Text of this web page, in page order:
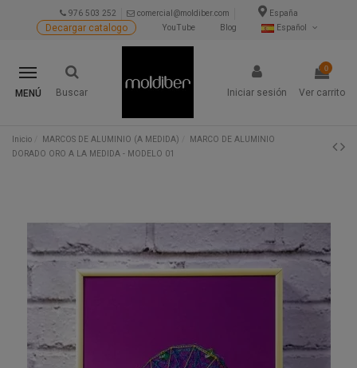
976 503 252 comercial@moldiber.com
España
Español
Blog
YouTube
Decargar catalogo
MENÚ Buscar Iniciar sesión
0
Ver carrito
Inicio MARCOS DE ALUMINIO (A MEDIDA)
MARCO DE ALUMINIO
DORADO ORO A LA MEDIDA - MODELO 01